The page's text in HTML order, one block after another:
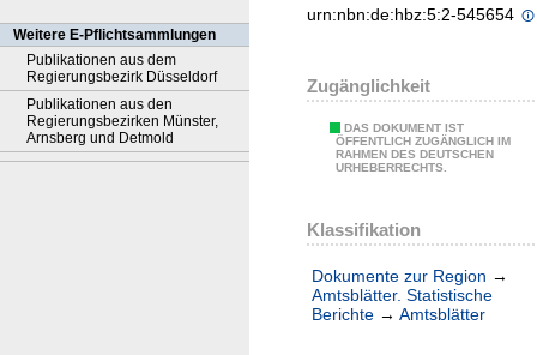
Weitere E-Pflichtsammlungen
Publikationen aus dem
Regierungsbezirk Düsseldorf
Publikationen aus den
Regierungsbezirken Münster,
Arnsberg und Detmold
urn:nbn:de:hbz:5:2-545654
Zugänglichkeit
DAS DOKUMENT IST
ÖFFENTLICH ZUGÄNGLICH IM
RAHMEN DES DEUTSCHEN
URHEBERRECHTS.
Klassifikation
Dokumente zur Region →
Amtsblätter. Statistische
Berichte → Amtsblätter